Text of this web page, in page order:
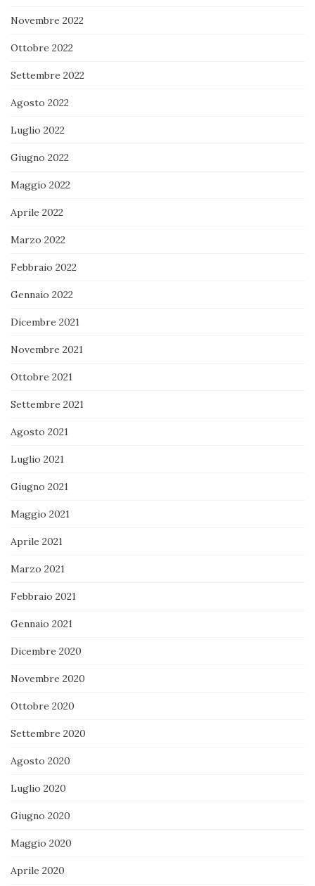
Novembre 2022
Ottobre 2022
Settembre 2022
Agosto 2022
Luglio 2022
Giugno 2022
Maggio 2022
Aprile 2022
Marzo 2022
Febbraio 2022
Gennaio 2022
Dicembre 2021
Novembre 2021
Ottobre 2021
Settembre 2021
Agosto 2021
Luglio 2021
Giugno 2021
Maggio 2021
Aprile 2021
Marzo 2021
Febbraio 2021
Gennaio 2021
Dicembre 2020
Novembre 2020
Ottobre 2020
Settembre 2020
Agosto 2020
Luglio 2020
Giugno 2020
Maggio 2020
Aprile 2020